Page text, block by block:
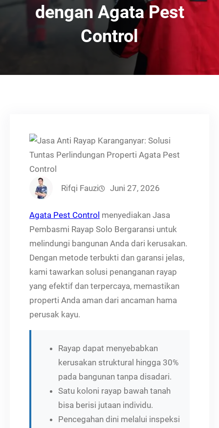
dengan Agata Pest
Control
Rifqi Fauzi Juni 27, 2026
Agata Pest Control menyediakan Jasa
Pembasmi Rayap Solo Bergaransi untuk
melindungi bangunan Anda dari kerusakan.
Dengan metode terbukti dan garansi jelas,
kami tawarkan solusi penanganan rayap
yang efektif dan terpercaya, memastikan
properti Anda aman dari ancaman hama
perusak kayu.
Rayap dapat menyebabkan
kerusakan struktural hingga 30%
pada bangunan tanpa disadari.
Satu koloni rayap bawah tanah
bisa berisi jutaan individu.
Pencegahan dini melalui inspeksi